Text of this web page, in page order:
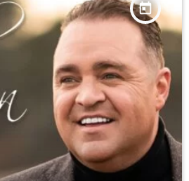
today